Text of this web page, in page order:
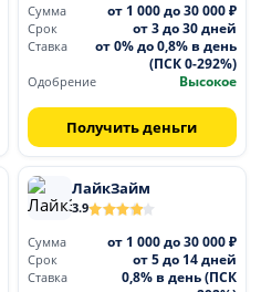
Сумма от 1 000 до 30 000 ₽
Срок от 3 до 30 дней
Ставка
от 0% до 0,8% в день
(ПСК 0-292%)
Одобрение Высокое
Получить деньги
ЛайкЗайм
3.9
Сумма от 1 000 до 30 000 ₽
Срок от 5 до 14 дней
Ставка
0,8% в день (ПСК